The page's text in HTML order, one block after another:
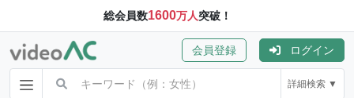
総会員数1600万人突破！
会員登録 ログイン
詳細検索 ▼